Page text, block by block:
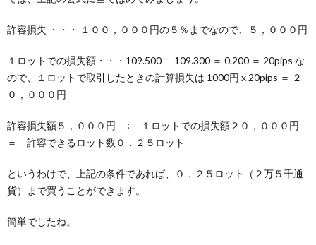
許容損失 ・・・ １００，０００円の５％までなので、５，０００円
１ロットでの損失額・・・109.500 — 109.300 ＝ 0.200 ＝ 20pips な
ので、１ロットで取引したときの計算損失は 1000円 x 20pips ＝ ２
０，０００円
許容損失額５，０００円 ÷ １ロットでの損失額２０，０００円
＝ 許容できるロット数０．２５ロット
というわけで、上記の条件であれば、０．２５ロット（２万５千通
貨）まで買うことができます。
簡単でしたね。